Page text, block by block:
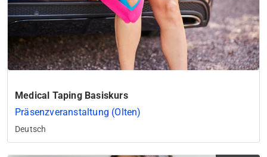
Medical Taping Basiskurs
Präsenzveranstaltung (Olten)
Deutsch